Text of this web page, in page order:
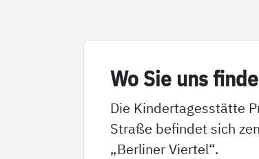
Wo Sie uns
Die Kindertagesstätte
Straße befindet sich
„Berliner Viertel“.